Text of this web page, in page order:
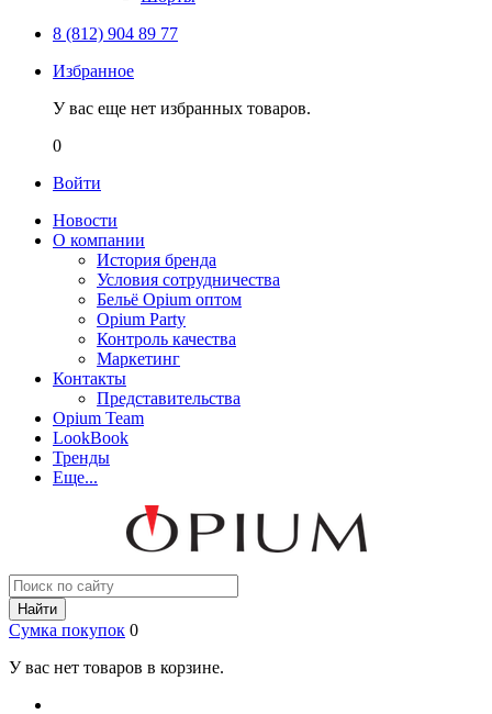
8 (812) 904 89 77
Избранное
У вас еще нет избранных товаров.
0
Войти
Новости
О компании
История бренда
Условия сотрудничества
Бельё Opium оптом
Opium Party
Контроль качества
Маркетинг
Контакты
Представительства
Opium Team
LookBook
Тренды
Еще...
Найти
Сумка покупок 0
У вас нет товаров в корзине.